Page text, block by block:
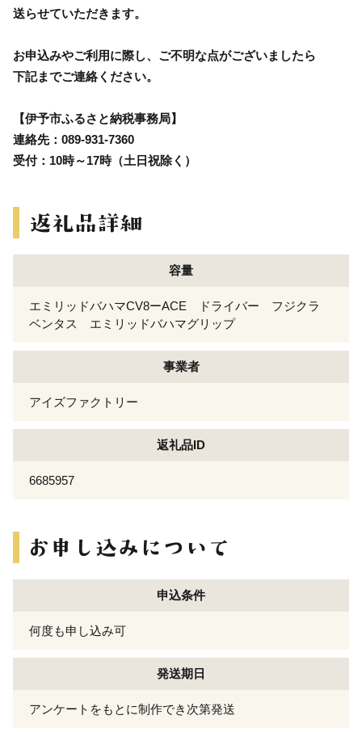
送らせていただきます。
お申込みやご利用に際し、ご不明な点がございましたら
下記までご連絡ください。
【伊予市ふるさと納税事務局】
連絡先：089-931-7360
受付：10時～17時（土日祝除く）
容量
エミリッドバハマCV8ーACE ドライバー フジクラ
ベンタス エミリッドバハマグリップ
事業者
アイズファクトリー
返礼品ID
6685957
申込条件
何度も申し込み可
発送期日
アンケートをもとに制作でき次第発送